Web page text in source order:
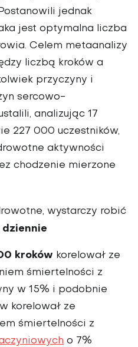
jednak
jest optymalna liczba
Celem metaanalizy
liczbą kroków a
przyczyny i
sercowo-
analizując 17
227 000 uczestników,
aktywności
chodzenie mierzone
wystarczy robić
kroków korelował ze
śmiertelności z
w 15% i podobnie
korelował ze
śmiertelności z
o 7%